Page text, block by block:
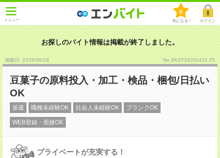
メニュー
0
気になる！ ログイン
お探しのバイト情報は掲載が終了しました。
掲載日 :2026/06/28 No.SKST26201421-T5
豆菓子の原料投入・加工・検品・梱包/日払い
OK
派遣 職種未経験OK 社会人未経験OK ブランクOK
WEB登録・面接OK
プライベートが充実する！